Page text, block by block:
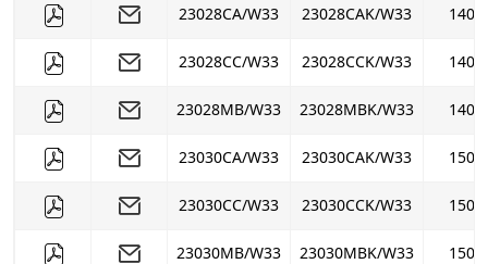
23028CA/W33 23028CAK/W33 140
23028CC/W33 23028CCK/W33 140
23028MB/W33 23028MBK/W33 140
23030CA/W33 23030CAK/W33 150
23030CC/W33 23030CCK/W33 150
23030MB/W33 23030MBK/W33 150